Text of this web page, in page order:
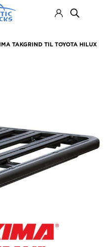
ut
TAKGRIND TIL TOYOTA HILUX